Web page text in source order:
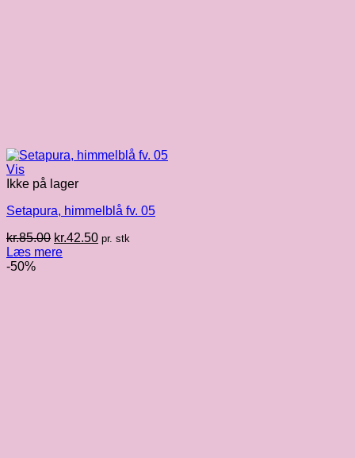
Vis
Ikke på lager
Setapura, himmelblå fv. 05
kr.85.00 Den
oprindelige
kr.42.50Den
pr. stk
Læs mere
-50%